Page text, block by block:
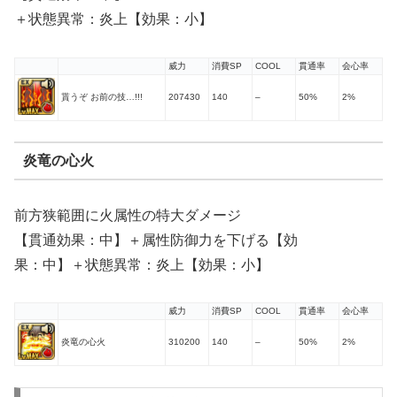
＋状態異常：炎上【効果：小】
威力 消費SP COOL 貫通率 会心率
貰うぞ お前の技…!!! 207430 140 – 50% 2%
炎竜の心火
前方狭範囲に火属性の特大ダメージ
【貫通効果：中】＋属性防御力を下げる【効
果：中】＋状態異常：炎上【効果：小】
威力 消費SP COOL 貫通率 会心率
炎竜の心火 310200 140 – 50% 2%